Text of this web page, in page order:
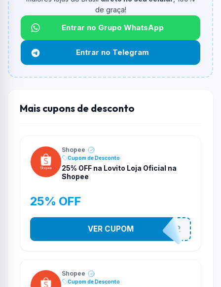
Qual é o desconto máximo?
Não informado ou sem limite.
Funciona em qualquer produto?
Não necessariamente. Depende de itens participantes
e alguns vendedores ou produtos especificos podem
não aceitar cupons.
de graça!
Entrar no Grupo WhatsApp
Entrar no Telegram
Mais cupons de desconto
Shopee
Cupom de Desconto
25% OFF na Lovito Loja Oficial na
Shopee
25% OFF
141525852
VER CUPOM
Shopee
Cupom de Desconto